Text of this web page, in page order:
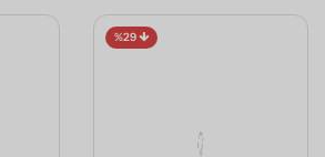
%29